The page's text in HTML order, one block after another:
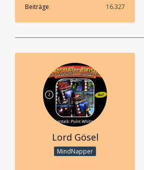
Beiträge
16.327
Lord Gösel
MindNapper